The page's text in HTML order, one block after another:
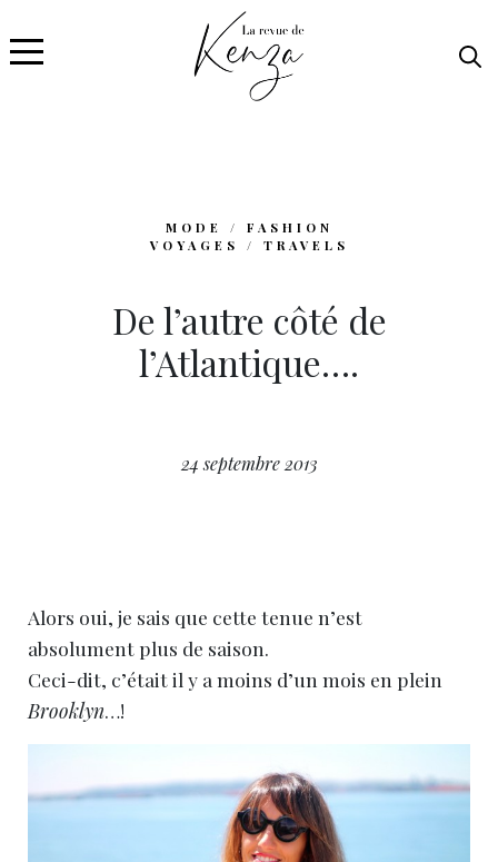
MODE / FASHION
VOYAGES / TRAVELS
De l’autre côté de
l’Atlantique….
24 septembre 2013
Alors oui, je sais que cette tenue n’est
absolument plus de saison.
Ceci-dit, c’était il y a moins d’un mois en plein
Brooklyn…!